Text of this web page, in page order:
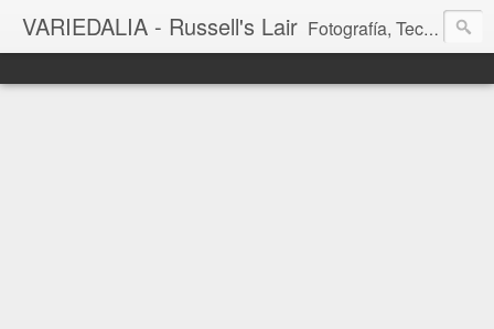
VARIEDALIA - Russell's Lair Fotografía, Tecnología, Cine y Videojuegos en un Blog Multitemática. El rinconcito del creador de FotoMuseo 3D y Left 4 SGC.